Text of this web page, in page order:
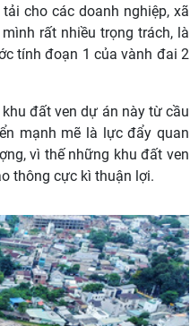
cho các doanh nghiệp, xã
rất nhiều trọng trách, là
tính đoạn 1 của vành đai 2
đất ven dự án này từ cầu
mạnh mẽ là lực đẩy quan
vì thế những khu đất ven
thông cực kì thuận lợi.